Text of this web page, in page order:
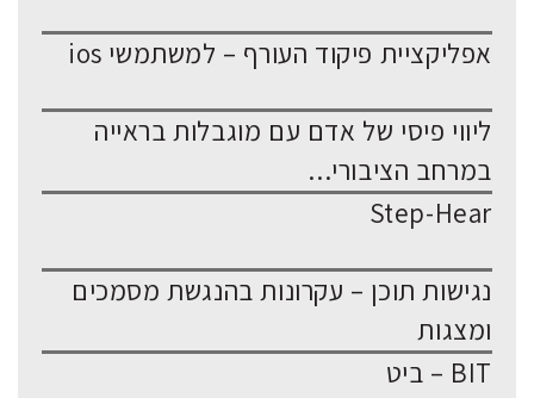
אפליקציית פיקוד העורף – למשתמשי ios
ליווי פיסי של אדם עם מוגבלות בראייה
במרחב הציבורי...
Step-Hear
נגישות תוכן – עקרונות בהנגשת מסמכים
ומצגות
BIT – ביט